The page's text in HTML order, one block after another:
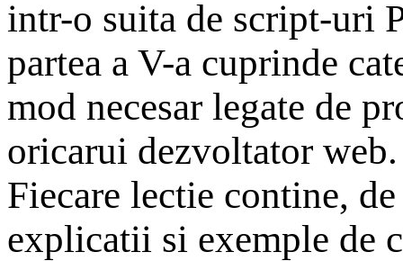
intr-o suita de script-uri
partea a V-a cuprinde
mod necesar legate de
oricarui dezvoltator web.
Fiecare lectie contine,
explicatii si exemple de